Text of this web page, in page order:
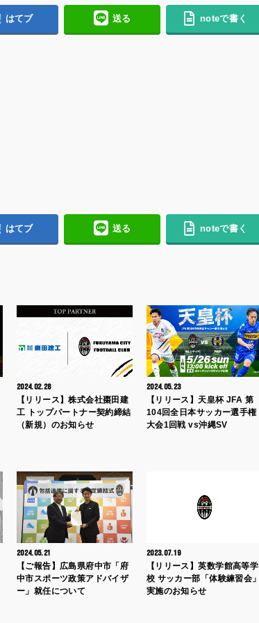
はてブ 送る noteで書く
はてブ 送る noteで書く
2024.02.28
【リリース】株式会社棗田建
工 トップパートナー契約締結
（新規）のお知らせ
2024.05.23
【リリース】天皇杯 JFA 第
104回全日本サッカー選手権
大会1回戦 vs沖縄SV
2024.05.21
【ご報告】広島県府中市「府
中市スポーツ政策アドバイザ
ー」就任について
2023.07.19
【リリース】英数学館高等学
校 サッカー部「体験練習会」
実施のお知らせ